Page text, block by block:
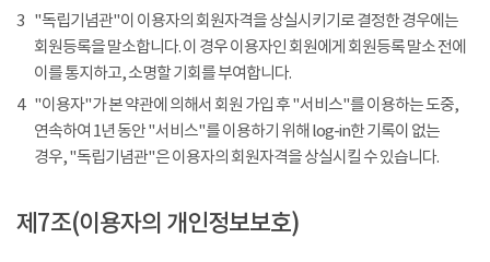
3 "독립기념관"이 이용자의 회원자격을 상실시키기로 결정한 경우에는
회원등록을 말소합니다. 이 경우 이용자인 회원에게 회원등록 말소 전에
이를 통지하고, 소명할 기회를 부여합니다.
4
"이용자"가 본 약관에 의해서 회원 가입 후 "서비스"를 이용하는 도중,
연속하여 1년 동안 "서비스"를 이용하기 위해 log-in한 기록이 없는
경우, "독립기념관"은 이용자의 회원자격을 상실시킬 수 있습니다.
제7조(이용자의 개인정보보호)